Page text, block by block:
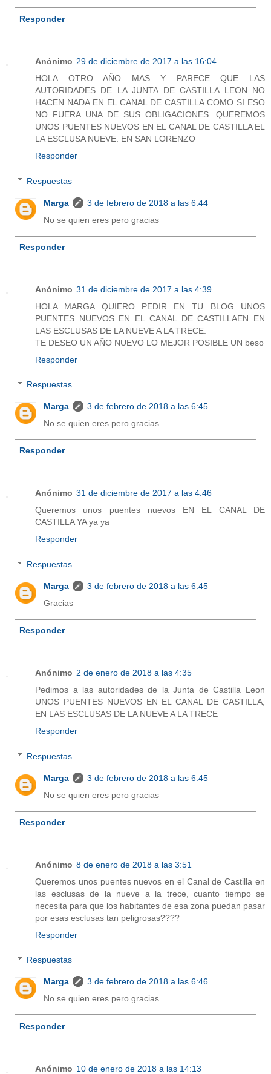
Responder
Anónimo 29 de diciembre de 2017 a las 16:04
HOLA OTRO AÑO MAS Y PARECE QUE LAS
AUTORIDADES DE LA JUNTA DE CASTILLA LEON NO
HACEN NADA EN EL CANAL DE CASTILLA COMO SI ESO
NO FUERA UNA DE SUS OBLIGACIONES. QUEREMOS
UNOS PUENTES NUEVOS EN EL CANAL DE CASTILLA EL
LA ESCLUSA NUEVE. EN SAN LORENZO
Responder
Respuestas
Marga
3 de febrero de 2018 a las 6:44
No se quien eres pero gracias
Responder
Anónimo 31 de diciembre de 2017 a las 4:39
HOLA MARGA QUIERO PEDIR EN TU BLOG UNOS
PUENTES NUEVOS EN EL CANAL DE CASTILLAEN EN
LAS ESCLUSAS DE LA NUEVE A LA TRECE.
TE DESEO UN AÑO NUEVO LO MEJOR POSIBLE UN beso
Responder
Respuestas
Marga
3 de febrero de 2018 a las 6:45
No se quien eres pero gracias
Responder
Anónimo 31 de diciembre de 2017 a las 4:46
Queremos unos puentes nuevos EN EL CANAL DE
CASTILLA YA ya ya
Responder
Respuestas
Marga
3 de febrero de 2018 a las 6:45
Gracias
Responder
Anónimo 2 de enero de 2018 a las 4:35
Pedimos a las autoridades de la Junta de Castilla Leon
UNOS PUENTES NUEVOS EN EL CANAL DE CASTILLA,
EN LAS ESCLUSAS DE LA NUEVE A LA TRECE
Responder
Respuestas
Marga
3 de febrero de 2018 a las 6:45
No se quien eres pero gracias
Responder
Anónimo 8 de enero de 2018 a las 3:51
Queremos unos puentes nuevos en el Canal de Castilla en
las esclusas de la nueve a la trece, cuanto tiempo se
necesita para que los habitantes de esa zona puedan pasar
por esas esclusas tan peligrosas????
Responder
Respuestas
Marga
3 de febrero de 2018 a las 6:46
No se quien eres pero gracias
Responder
Anónimo 10 de enero de 2018 a las 14:13